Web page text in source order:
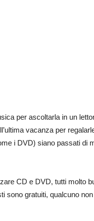
per ascoltarla in un
vacanza per
i DVD) siano passati di
CD e DVD, tutti molto
sono gratuiti, qualcuno